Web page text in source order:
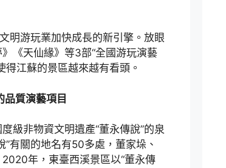
明游玩業加快成長的新引擎。放眼
《天仙緣》等3部“全國游玩演藝
江蘇的景區越來越有看頭。
品質演藝項目
級非物資文明遺產“董永傳說”的泉
”有關的地名有50多處，董家垛、
年，東臺西溪景區以“董永傳